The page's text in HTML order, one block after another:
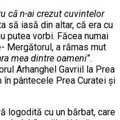
că n-ai crezut cuvintelor
să iasă din altar, că era cu
putea vorbi. Făcea numai
Mergătorul, a rămas mut
mea dintre oameni”.
Arhanghel Gavriil la Prea
pântecele Prea Curatei şi
logodită cu un bărbat, care